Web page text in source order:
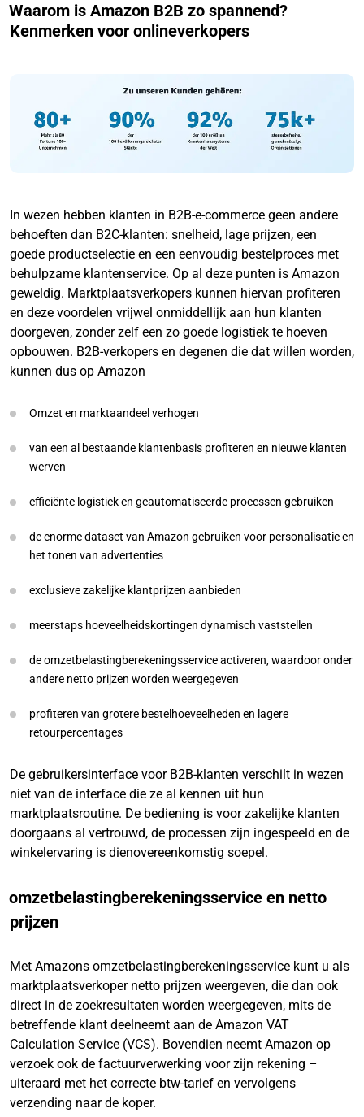
Waarom is Amazon B2B zo spannend?
Kenmerken voor onlineverkopers
In wezen hebben klanten in B2B-e-commerce geen andere
behoeften dan B2C-klanten: snelheid, lage prijzen, een
goede productselectie en een eenvoudig bestelproces met
behulpzame klantenservice. Op al deze punten is Amazon
geweldig. Marktplaatsverkopers kunnen hiervan profiteren
en deze voordelen vrijwel onmiddellijk aan hun klanten
doorgeven, zonder zelf een zo goede logistiek te hoeven
opbouwen. B2B-verkopers en degenen die dat willen worden,
kunnen dus op Amazon
Omzet en marktaandeel verhogen
van een al bestaande klantenbasis profiteren en nieuwe klanten
werven
efficiënte logistiek en geautomatiseerde processen gebruiken
de enorme dataset van Amazon gebruiken voor personalisatie en
het tonen van advertenties
exclusieve zakelijke klantprijzen aanbieden
meerstaps hoeveelheidskortingen dynamisch vaststellen
de omzetbelastingberekeningsservice activeren, waardoor onder
andere netto prijzen worden weergegeven
profiteren van grotere bestelhoeveelheden en lagere
retourpercentages
De gebruikersinterface voor B2B-klanten verschilt in wezen
niet van de interface die ze al kennen uit hun
marktplaatsroutine. De bediening is voor zakelijke klanten
doorgaans al vertrouwd, de processen zijn ingespeeld en de
winkelervaring is dienovereenkomstig soepel.
omzetbelastingberekeningsservice en netto
prijzen
Met Amazons omzetbelastingberekeningsservice kunt u als
marktplaatsverkoper netto prijzen weergeven, die dan ook
direct in de zoekresultaten worden weergegeven, mits de
betreffende klant deelneemt aan de Amazon VAT
Calculation Service (VCS). Bovendien neemt Amazon op
verzoek ook de factuurverwerking voor zijn rekening –
uiteraard met het correcte btw-tarief en vervolgens
verzending naar de koper.